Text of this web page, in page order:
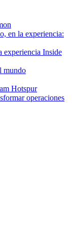
en la experiencia:
experiencia Inside
mundo
Hotspur
operaciones